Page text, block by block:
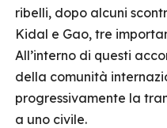
ribelli, dopo alcuni
Kidal e Gao, tre
All’interno di questi
della comunità
progressivamente la
a uno civile.